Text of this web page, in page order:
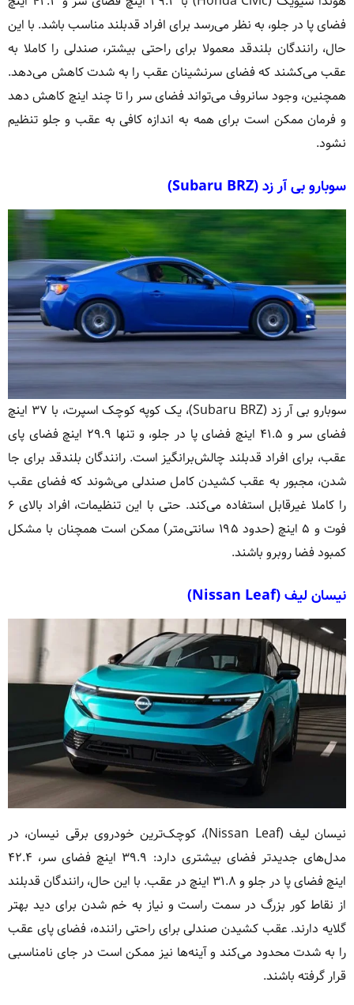
فضای پا در جلو، به نظر می‌رسد برای افراد قدبلند مناسب باشد. با این
حال، رانندگان بلندقد معمولا برای راحتی بیشتر، صندلی را کاملا به
عقب می‌کشند که فضای سرنشینان عقب را به شدت کاهش می‌دهد.
همچنین، وجود سانروف می‌تواند فضای سر را تا چند اینچ کاهش دهد
و فرمان ممکن است برای همه به اندازه کافی به عقب و جلو تنظیم
نشود.
سوبارو بی آر زد (Subaru BRZ)
سوبارو بی آر زد (Subaru BRZ)، یک کوپه کوچک اسپرت، با ۳۷ اینچ
فضای سر و ۴۱.۵ اینچ فضای پا در جلو، و تنها ۲۹.۹ اینچ فضای پای
عقب، برای افراد قدبلند چالش‌برانگیز است. رانندگان بلندقد برای جا
شدن، مجبور به عقب کشیدن کامل صندلی می‌شوند که فضای عقب
را کاملا غیرقابل استفاده می‌کند. حتی با این تنظیمات، افراد بالای ۶
فوت و ۵ اینچ (حدود ۱۹۵ سانتی‌متر) ممکن است همچنان با مشکل
کمبود فضا روبرو باشند.
نیسان لیف (Nissan Leaf)
نیسان لیف (Nissan Leaf)، کوچک‌ترین خودروی برقی نیسان، در
مدل‌های جدیدتر فضای بیشتری دارد: ۳۹.۹ اینچ فضای سر، ۴۲.۴
اینچ فضای پا در جلو و ۳۱.۸ اینچ در عقب. با این حال، رانندگان قدبلند
از نقاط کور بزرگ در سمت راست و نیاز به خم شدن برای دید بهتر
گلایه دارند. عقب کشیدن صندلی برای راحتی راننده، فضای پای عقب
را به شدت محدود می‌کند و آینه‌ها نیز ممکن است در جای نامناسبی
قرار گرفته باشند.